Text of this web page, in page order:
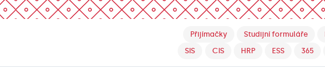
Přijímačky Studijní formuláře
SIS
CIS HRP ESS 365